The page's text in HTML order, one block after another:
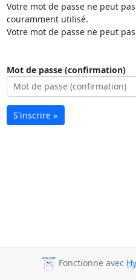
Votre mot de passe ne peut
couramment utilisé.
Votre mot de passe ne peut
Mot de passe (confirmation)
S'inscrire »
Fonctionne avec